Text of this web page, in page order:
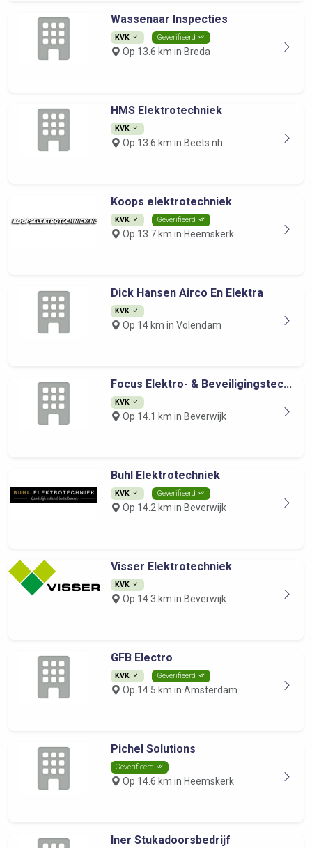
Wassenaar Inspecties
KVK Geverifieerd
Op 13.6 km in Breda
HMS Elektrotechniek
KVK
Op 13.6 km in Beets nh
Koops elektrotechniek
KVK Geverifieerd
Op 13.7 km in Heemskerk
Dick Hansen Airco En Elektra
KVK
Op 14 km in Volendam
Focus Elektro- & Beveiligingstec...
KVK
Op 14.1 km in Beverwijk
Buhl Elektrotechniek
KVK Geverifieerd
Op 14.2 km in Beverwijk
Visser Elektrotechniek
KVK
Op 14.3 km in Beverwijk
GFB Electro
KVK Geverifieerd
Op 14.5 km in Amsterdam
Pichel Solutions
Geverifieerd
Op 14.6 km in Heemskerk
Iner Stukadoorsbedrijf